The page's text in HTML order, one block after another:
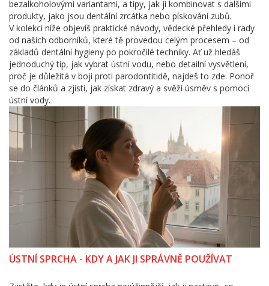
bezalkoholovými variantami, a tipy, jak ji kombinovat s dalšími
produkty, jako jsou dentální zrcátka nebo pískování zubů.
V kolekci níže objevíš praktické návody, vědecké přehledy i rady
od našich odborníků, které tě provedou celým procesem – od
základů dentální hygieny po pokročilé techniky. Ať už hledáš
jednoduchý tip, jak vybrat ústní vodu, nebo detailní vysvětlení,
proč je důležitá v boji proti parodontitidě, najdeš to zde. Ponoř
se do článků a zjisti, jak získat zdravý a svěží úsměv s pomocí
ústní vody.
ÚSTNÍ SPRCHA - KDY A JAK JI SPRÁVNĚ POUŽÍVAT